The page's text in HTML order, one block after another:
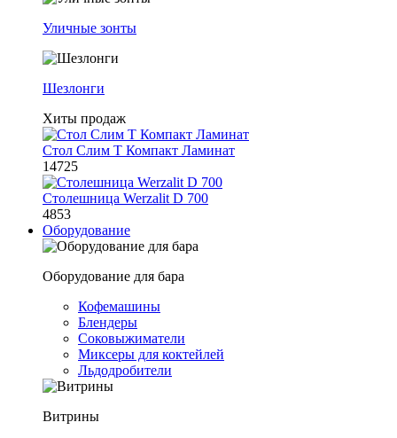
Уличные зонты
Шезлонги
Хиты продаж
Стол Слим Т Компакт Ламинат
14725
Столешница Werzalit D 700
4853
Оборудование
Оборудование для бара
Кофемашины
Блендеры
Соковыжиматели
Миксеры для коктейлей
Льдодробители
Витрины